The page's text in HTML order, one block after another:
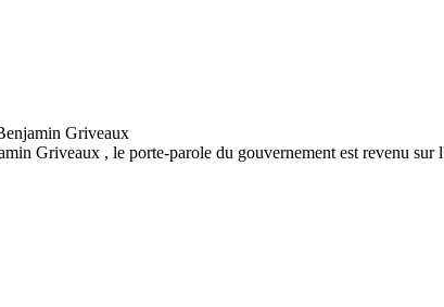
Griveaux , le porte-parole du gouvernement est revenu sur